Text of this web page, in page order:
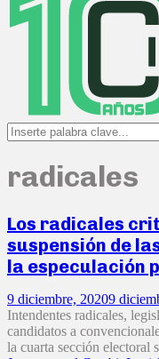
Search
for:
radicales
Los radicales
suspensión de
la especulación
9 diciembre, 20209
Intendentes radicales,
candidatos a
la cuarta sección electoral